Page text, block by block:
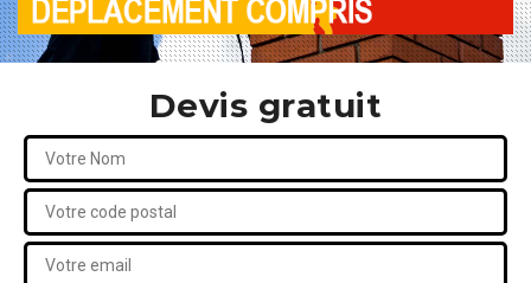
Devis gratuit